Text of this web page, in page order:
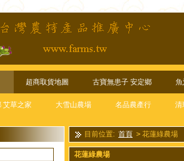
超商取貨地圖 古寶無患子 安定鄉
艾草之家 大雪山農場 名品農產行 清
目前位置: 首頁 > 花蓮綠農場
花蓮綠農場